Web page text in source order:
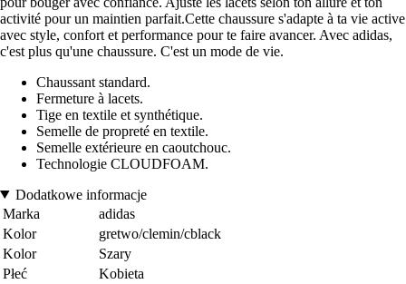
activité pour un maintien parfait.Cette chaussure s'adapte à ta vie active
avec style, confort et performance pour te faire avancer. Avec adidas,
c'est plus qu'une chaussure. C'est un mode de vie.
Chaussant standard.
Fermeture à lacets.
Tige en textile et synthétique.
Semelle de propreté en textile.
Semelle extérieure en caoutchouc.
Technologie CLOUDFOAM.
Dodatkowe informacje
Marka
adidas
Kolor
gretwo/clemin/cblack
Kolor
Szary
Płeć
Kobieta